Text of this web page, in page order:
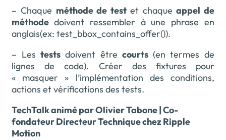
– Chaque méthode de test et chaqueappel de
méthode doivent ressembler à une phrase en
anglais(ex: test_bbox_contains_offer()).
– Lestests doivent êtrecourts (en termes de
lignes de code). Créer des fixtures pour
« masquer » l’implémentation des conditions,
actions et vérifications des tests.
TechTalk animé par Olivier Tabone | Co-
fondateur Directeur Technique chez Ripple
Motion